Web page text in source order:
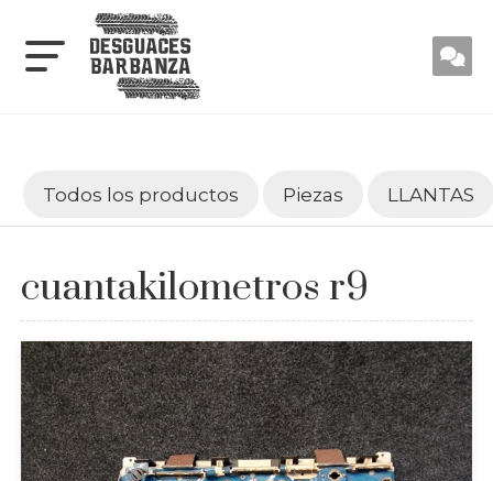
Todos los productos Piezas LLANTAS
cuantakilometros r9